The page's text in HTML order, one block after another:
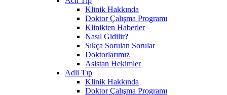
Klinik Hakkında
Doktor Çalışma Programı
Klinikten Haberler
Nasıl Gidilir?
Sıkça Sorulan Sorular
Doktorlarımız
Asistan Hekimler
Adli Tıp
Klinik Hakkında
Doktor Çalışma Programı